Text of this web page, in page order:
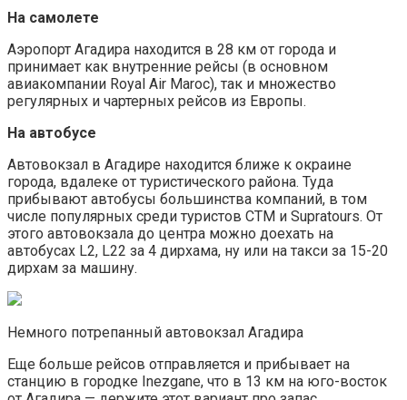
На самолете
Аэропорт Агадира находится в 28 км от города и
принимает как внутренние рейсы (в основном
авиакомпании Royal Air Maroc), так и множество
регулярных и чартерных рейсов из Европы.
На автобусе
Автовокзал в Агадире находится ближе к окраине
города, вдалеке от туристического района. Туда
прибывают автобусы большинства компаний, в том
числе популярных среди туристов CTM и Supratours. От
этого автовокзала до центра можно доехать на
автобусах L2, L22 за 4 дирхама, ну или на такси за 15-20
дирхам за машину.
Немного потрепанный автовокзал Агадира
Еще больше рейсов отправляется и прибывает на
станцию в городке Inezgane, что в 13 км на юго-восток